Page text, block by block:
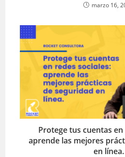
marzo 16,
Protege tus cuentas
aprende las mejores
en línea.